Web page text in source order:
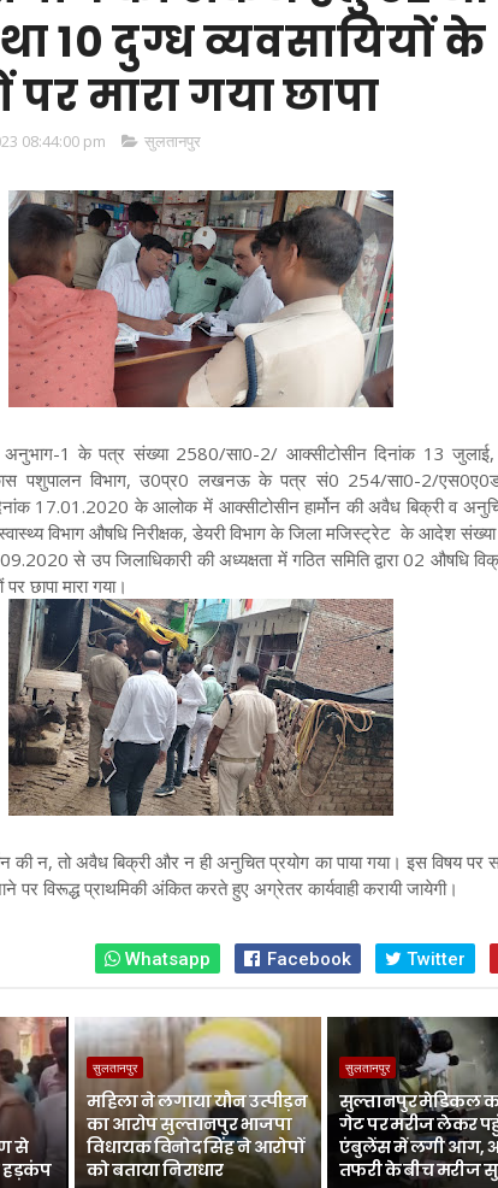
10 दुग्ध व्यवसायियों के
पर मारा गया छापा
08:44:00 pm सुलतानपुर
1 के पत्र संख्या 2580/सा0-2/ आक्सीटोसीन दिनांक 13
पशुपालन विभाग, उ0प्र0 लखनऊ के पत्र सं0 254/सा0-2/
17.01.2020 के आलोक में आक्सीटोसीन हार्मोन की अवैध बिक्री व
विभाग औषधि निरीक्षक, डेयरी विभाग के जिला मजिस्ट्रेट के आदेश
से उप जिलाधिकारी की अध्यक्षता में गठित समिति द्वारा 02 औषधि
छापा मारा गया।
की न, तो अवैध बिक्री और न ही अनुचित प्रयोग का पाया गया। इस विषय
पर विरूद्ध प्राथमिकी अंकित करते हुए अग्रेतर कार्यवाही करायी जायेगी।
Whatsapp Facebook Twitter
से
हड़कंप
सुलतानपुर
महिला ने लगाया यौन उत्पीड़न
का आरोप सुल्तानपुर भाजपा
विधायक विनोद सिंह ने आरोपों
को बताया निराधार
सुलतानपुर
सुल्तानपुर मेडिकल
गेट पर मरीज लेकर
एंबुलेंस में लगी आग,
तफरी के बीच मरीज